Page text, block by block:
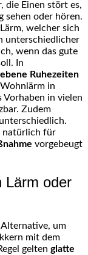
die Einen stört es,
sehen oder hören.
welcher sich
unterschiedlicher
wenn das gute
In
Ruhezeiten
in
Vorhaben in vielen
Zudem
natürlich für
vorgebeugt
Lärm oder
um
mit dem
gelten glatte